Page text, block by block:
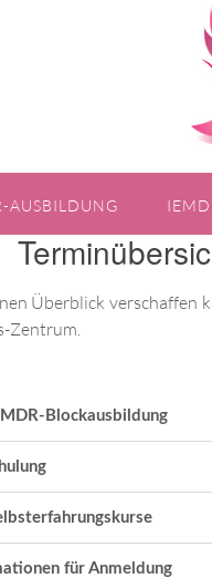
AUSBILDUNG
Überblick verschaffen
Zentrum.
Blockausbildung
für Anmeldung